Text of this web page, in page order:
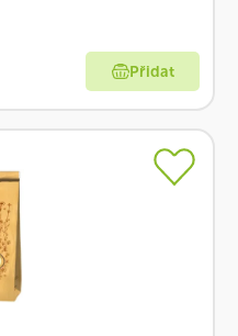
Přidat